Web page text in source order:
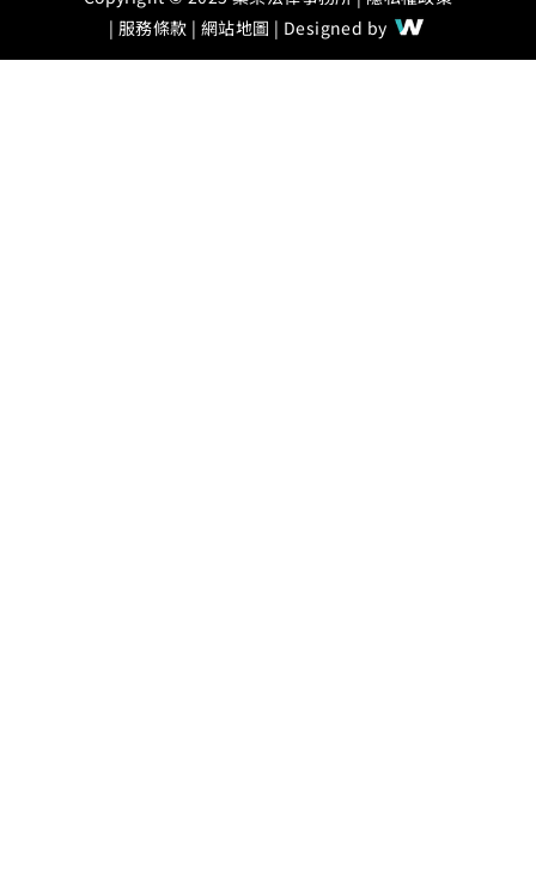
| 服務條款 | 網站地圖 | Designed by